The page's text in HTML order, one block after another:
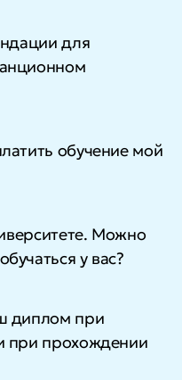
для
обучение мой
Можно
у вас?
диплом при
при прохождении